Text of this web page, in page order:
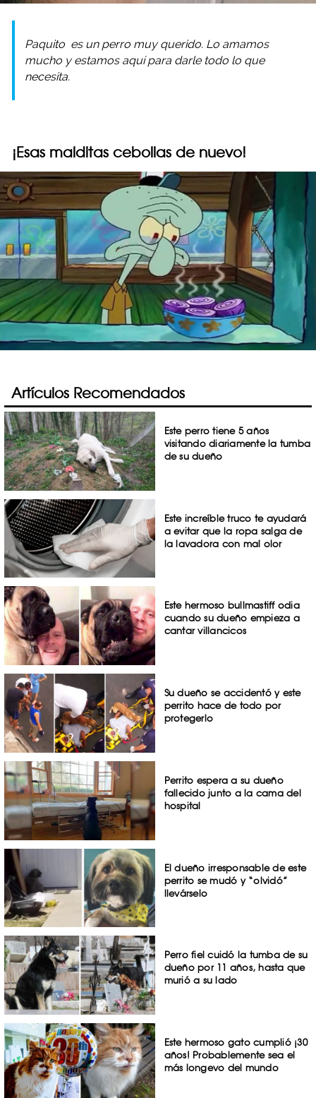
Paquito es un perro muy querido. Lo amamos
mucho y estamos aquí para darle todo lo que
necesita.
¡Esas malditas cebollas de nuevo!
Artículos Recomendados
Este perro tiene 5 años
visitando diariamente la tumba
de su dueño
Este increíble truco te ayudará
a evitar que la ropa salga de
la lavadora con mal olor
Este hermoso bullmastiff odia
cuando su dueño empieza a
cantar villancicos
Su dueño se accidentó y este
perrito hace de todo por
protegerlo
Perrito espera a su dueño
fallecido junto a la cama del
hospital
El dueño irresponsable de este
perrito se mudó y “olvidó”
llevárselo
Perro fiel cuidó la tumba de su
dueño por 11 años, hasta que
murió a su lado
Este hermoso gato cumplió ¡30
años! Probablemente sea el
más longevo del mundo